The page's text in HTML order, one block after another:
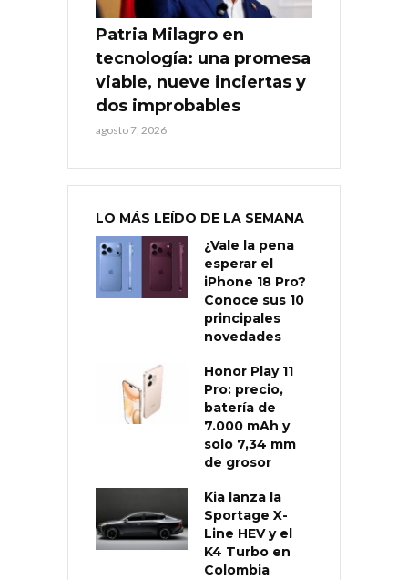
Patria Milagro en
tecnología: una promesa
viable, nueve inciertas y
dos improbables
agosto 7, 2026
LO MÁS LEÍDO DE LA SEMANA
¿Vale la pena
esperar el
iPhone 18 Pro?
Conoce sus 10
principales
novedades
Honor Play 11
Pro: precio,
batería de
7.000 mAh y
solo 7,34 mm
de grosor
Kia lanza la
Sportage X-
Line HEV y el
K4 Turbo en
Colombia